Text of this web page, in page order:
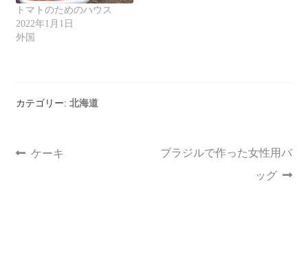
トマトのためのハウス
2022年1月1日
外国
カテゴリー: 北海道
ケーキ
ブラジルで作った女性用バ
ッグ